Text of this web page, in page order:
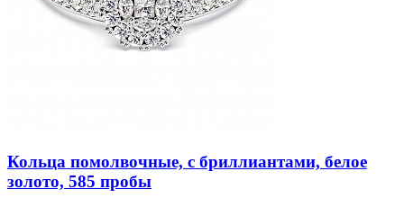
Кольца помолвочные, с бриллиантами, белое
золото, 585 пробы